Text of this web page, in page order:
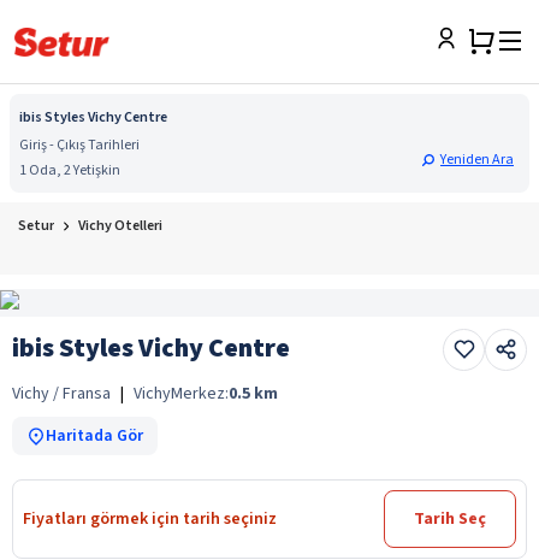
ibis Styles Vichy Centre
Giriş - Çıkış Tarihleri
1 Oda, 2 Yetişkin
Yeniden Ara
Setur Vichy Otelleri
ibis Styles Vichy Centre
Vichy / Fransa | VichyMerkez:0.5 km
Haritada Gör
Fiyatları görmek için tarih seçiniz Tarih Seç